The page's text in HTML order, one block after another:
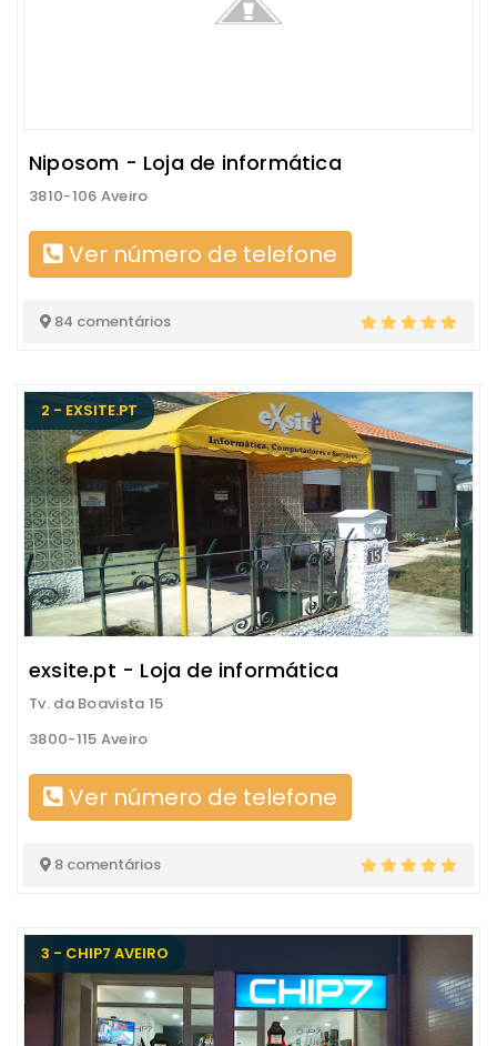
Niposom - Loja de informática
3810-106 Aveiro
Ver número de telefone
84 comentários
2 - EXSITE.PT
exsite.pt - Loja de informática
Tv. da Boavista 15
3800-115 Aveiro
Ver número de telefone
8 comentários
3 - CHIP7 AVEIRO